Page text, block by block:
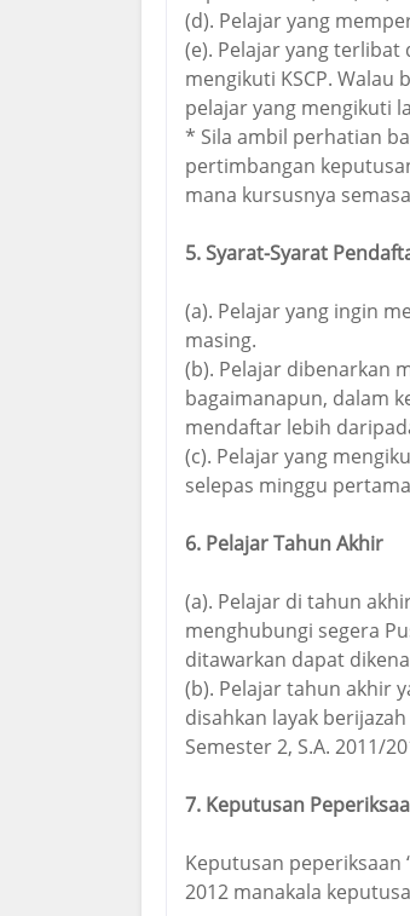
(d). Pelajar yang
(e). Pelajar yang
mengikuti KSCP.
pelajar yang mengikuti
* Sila ambil perhatian
pertimbangan
mana kursusnya semasa
5. Syarat-Syarat
(a). Pelajar yang ingin
masing.
(b). Pelajar dibenarkan
bagaimanapun, dalam
mendaftar lebih
(c). Pelajar yang
selepas minggu
6. Pelajar Tahun Akhir
(a). Pelajar di tahun
menghubungi segera
ditawarkan dapat
(b). Pelajar tahun akhir
disahkan layak
Semester 2, S.A. 2011/
7. Keputusan
Keputusan peperiksaan
2012 manakala